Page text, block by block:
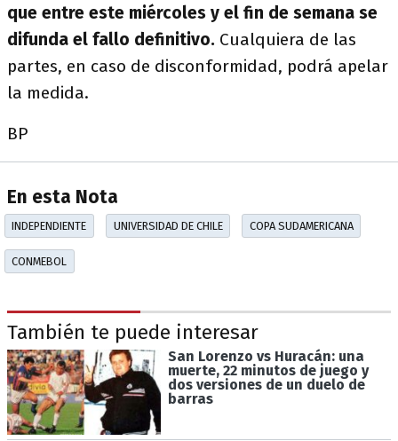
que entre este miércoles y el fin de semana se
difunda el fallo definitivo. Cualquiera de las
partes, en caso de disconformidad, podrá apelar
la medida.
BP
En esta Nota
INDEPENDIENTE UNIVERSIDAD DE CHILE COPA SUDAMERICANA
CONMEBOL
También te puede interesar
San Lorenzo vs Huracán: una
muerte, 22 minutos de juego y
dos versiones de un duelo de
barras